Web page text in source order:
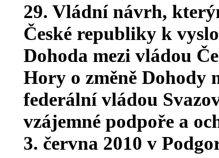
29. Vládní návrh,
České republiky k
Dohoda mezi vládou
Hory o změně Dohody
federální vládou
vzájemné podpoře a
3. června 2010 v